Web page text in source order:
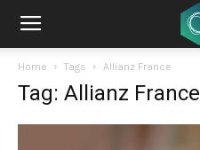
Home Tags Allianz France
Tag: Allianz France